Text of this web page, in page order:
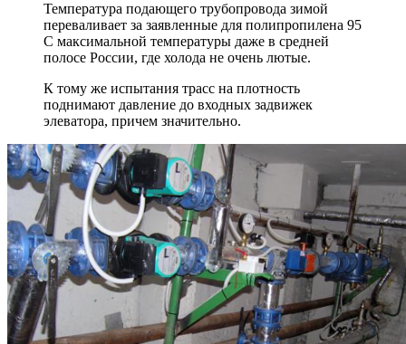
Температура подающего трубопровода зимой
переваливает за заявленные для полипропилена 95
С максимальной температуры даже в средней
полосе России, где холода не очень лютые.
К тому же испытания трасс на плотность
поднимают давление до входных задвижек
элеватора, причем значительно.